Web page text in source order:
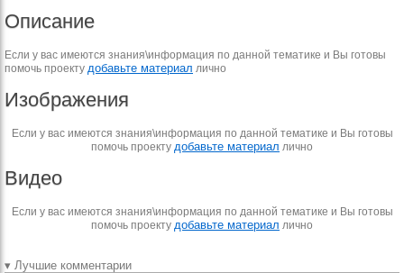
Описание
Если у вас имеются знания\информация по данной тематике и Вы готовы
помочь проекту добавьте материал лично
Изображения
Если у вас имеются знания\информация по данной тематике и Вы готовы
помочь проекту добавьте материал лично
Видео
Если у вас имеются знания\информация по данной тематике и Вы готовы
помочь проекту добавьте материал лично
▾ Лучшие комментарии